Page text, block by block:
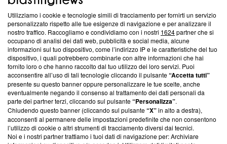
Questa sezione offre informazioni trasparenti su Blasting
News, sui nostri processi editoriali e su come ci impegniamo a
creare news di qualità. Inoltre, afferma la nostra aderenza a
‘Trust Project - News with Integrity’Blasting News non è
ancora membro del programma, ma ha richiesto di farne
parte; Trust Project non ha ancora effettuato una verifica di
conformità agli standard.
Su di noi
Team editoriale
Corporate
Utilizziamo i cookie e tecnologie simili di tracciamento per fornirti un servizio
personalizzato rispetto alle tue esigenze di navigazione e per analizzare il
nostro traffico. Raccogliamo e condividiamo con i nostri 1624partner che si
occupano di analisi dei dati web, pubblicità e social media, alcune
informazioni sul tuo dispositivo, come l’indirizzo IP e le caratteristiche del tuo
dispositivo, i quali potrebbero combinarle con altre informazioni che hai
fornito loro o che hanno raccolto dal tuo utilizzo dei loro servizi. Puoi
acconsentire all’uso di tali tecnologie cliccando il pulsante“Accetta tutti”
presente su questo banner oppure personalizzare le tue scelte, anche
eventualmente negando il consenso al trattamento dei dati personali da
parte dei partner terzi, cliccando sul pulsante“Personalizza”.
Chiudendo questo banner (cliccando sul pulsante“X”in alto a destra),
acconsenti al permanere delle impostazioni predefinite che non consentono
l’utilizzo di cookie o altri strumenti di tracciamento diversi dai tecnici.
Noi e i nostri partner trattiamo i tuoi dati di navigazione per: Archiviare